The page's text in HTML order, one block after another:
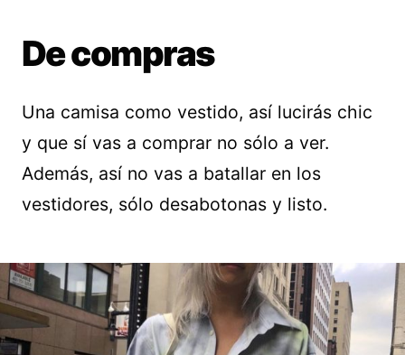
De compras
Una camisa como vestido, así lucirás chic
y que sí vas a comprar no sólo a ver.
Además, así no vas a batallar en los
vestidores, sólo desabotonas y listo.